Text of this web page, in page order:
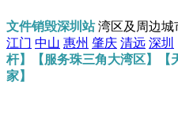
文件销毁深圳站湾区及周边城
江门 中山 惠州 肇庆 清远 深圳
杆】【服务珠三角大湾区】【
家】